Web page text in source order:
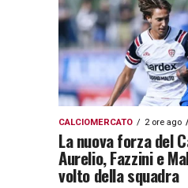
CALCIOMERCATO 2 ore ago
La nuova forza del
Aurelio, Fazzini e
volto della squadra